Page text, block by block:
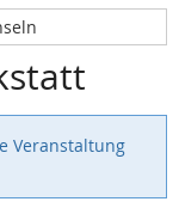
Veranstaltung